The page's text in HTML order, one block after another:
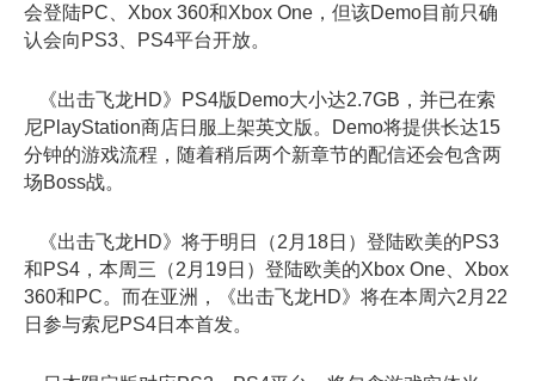
会登陆PC、Xbox 360和Xbox One，但该Demo目前只确
认会向PS3、PS4平台开放。
《出击飞龙HD》PS4版Demo大小达2.7GB，并已在索
尼PlayStation商店日服上架英文版。Demo将提供长达15
分钟的游戏流程，随着稍后两个新章节的配信还会包含两
场Boss战。
《出击飞龙HD》将于明日（2月18日）登陆欧美的PS3
和PS4，本周三（2月19日）登陆欧美的Xbox One、Xbox
360和PC。而在亚洲，《出击飞龙HD》将在本周六2月22
日参与索尼PS4日本首发。